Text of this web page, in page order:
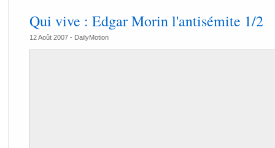
Qui vive : Edgar Morin l'antisémite 1/2
12 Août 2007 - DailyMotion